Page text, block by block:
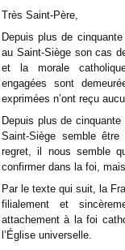
Très Saint-Père,
Depuis plus de
au Saint-Siège son cas
et la morale
engagées sont
exprimées n’ont reçu
Depuis plus de
Saint-Siège semble
regret, il nous semble
confirmer dans la foi,
Par le texte qui suit, la
filialement et
attachement à la foi
l’Église universelle.